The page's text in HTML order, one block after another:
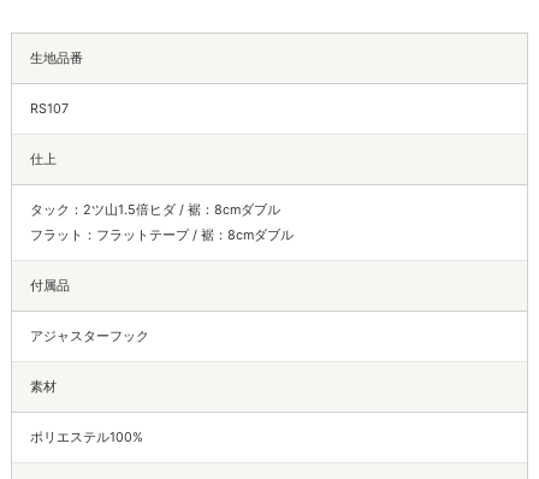
生地品番
RS107
仕上
タック：2ツ山1.5倍ヒダ / 裾：8cmダブル
フラット：フラットテープ / 裾：8cmダブル
付属品
アジャスターフック
素材
ポリエステル100%